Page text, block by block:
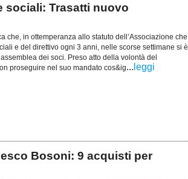
sociali: Trasatti nuovo
che, in ottemperanza allo statuto dell’Associazione che
e del direttivo ogni 3 anni, nelle scorse settimane si è
dei soci. Preso atto della volontà del
proseguire nel suo mandato cos&ig... leggi
Bosoni: 9 acquisti per